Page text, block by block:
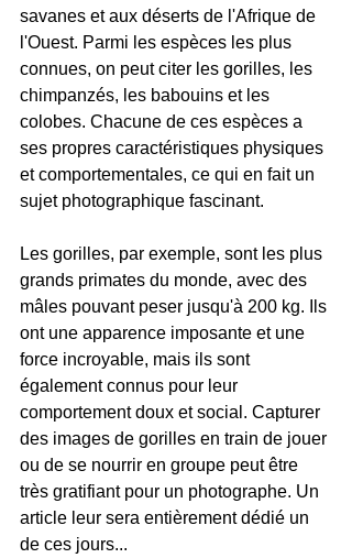
savanes et aux déserts de l'Afrique de
l'Ouest. Parmi les espèces les plus
connues, on peut citer les gorilles, les
chimpanzés, les babouins et les
colobes. Chacune de ces espèces a
ses propres caractéristiques physiques
et comportementales, ce qui en fait un
sujet photographique fascinant.
Les gorilles, par exemple, sont les plus
grands primates du monde, avec des
mâles pouvant peser jusqu'à 200 kg. Ils
ont une apparence imposante et une
force incroyable, mais ils sont
également connus pour leur
comportement doux et social. Capturer
des images de gorilles en train de jouer
ou de se nourrir en groupe peut être
très gratifiant pour un photographe. Un
article leur sera entièrement dédié un
de ces jours...